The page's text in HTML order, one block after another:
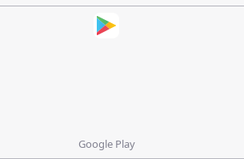
Google Play